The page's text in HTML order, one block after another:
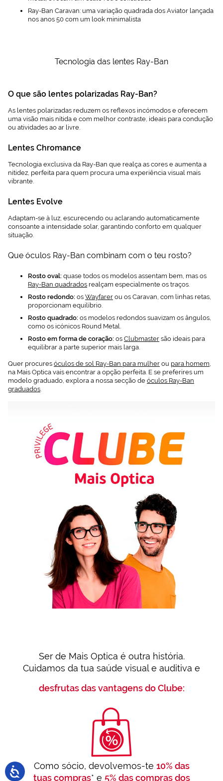
Ray-Ban Caravan: uma variação quadrada dos Aviator lançada
nos anos 50 com um look minimalista
Tecnologia das lentes Ray-Ban
O que são lentes polarizadas Ray-Ban?
As lentes polarizadas reduzem os reflexos incómodos e oferecem
uma visão mais nítida e com melhor contraste, ideais para condução
ou atividades ao ar livre.
Lentes Chromance
Tecnologia exclusiva da Ray-Ban que realça as cores e aumenta a
nitidez, perfeita para quem procura uma experiência visual mais
vibrante.
Lentes Evolve
Adaptam-se à luz, escurecendo ou aclarando automaticamente
consoante a intensidade solar, garantindo conforto em qualquer
situação.
Que óculos Ray-Ban combinam com o teu rosto?
Rosto oval: quase todos os modelos assentam bem, mas os
Ray-Ban quadrados realçam especialmente os traços.
Rosto redondo: os Wayfarer ou os Caravan, com linhas retas,
proporcionam equilíbrio.
Rosto quadrado: os modelos redondos suavizam os ângulos,
como os icónicos Round Metal.
Rosto em forma de coração: os Clubmaster são ideais para
equilibrar a parte superior mais larga.
Quer procures óculos de sol Ray-Ban para mulher ou para homem
na Mais Optica vais encontrar a opção perfeita. E se preferires um
modelo graduado, explora a nossa secção de óculos Ray-Ban
graduados
Ser de Mais Optica é outra história.
Cuidamos da tua saúde visual e auditiva e
desfrutas das vantagens do Clube:
Como sócio, devolvemos-te 10% das
tuas compras* e 5% das compras dos